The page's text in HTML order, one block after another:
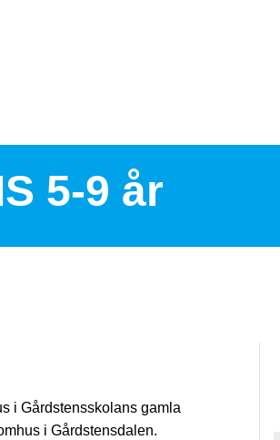
5-9 år
i Gårdstensskolans gamla
i Gårdstensdalen.